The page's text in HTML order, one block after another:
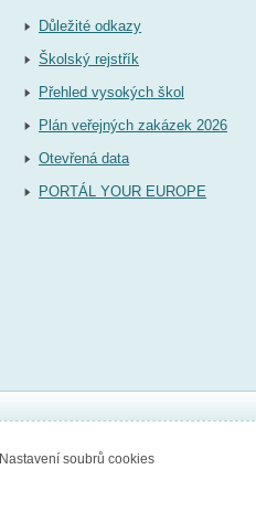
Důležité odkazy
Školský rejstřík
Přehled vysokých škol
Plán veřejných zakázek 2026
Otevřená data
PORTÁL YOUR EUROPE
Nastavení soubrů cookies